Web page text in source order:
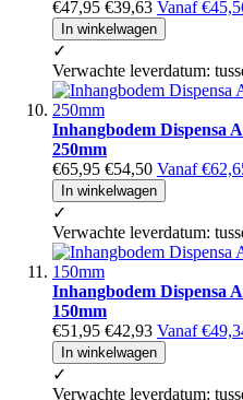
€47,95 €39,63 Vanaf
In winkelwagen
✓
Verwachte leverdatum:
Inhangbodem Dispensa
250mm
€65,95 €54,50 Vanaf
In winkelwagen
✓
Verwachte leverdatum:
Inhangbodem Dispensa
150mm
€51,95 €42,93 Vanaf
In winkelwagen
✓
Verwachte leverdatum: